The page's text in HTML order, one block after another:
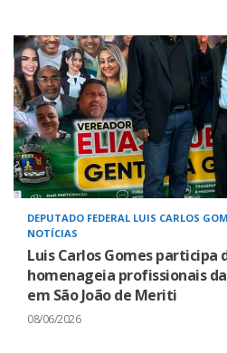
DEPUTADO FEDERAL LUIS CARLOS
NOTÍCIAS
Luis Carlos Gomes participa
homenageia profissionais
em São João de Meriti
08/06/2026